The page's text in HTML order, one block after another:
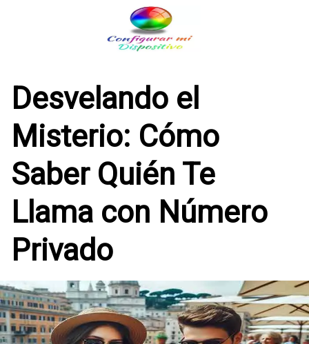
Desvelando el
Misterio: Cómo
Saber Quién Te
Llama con Número
Privado